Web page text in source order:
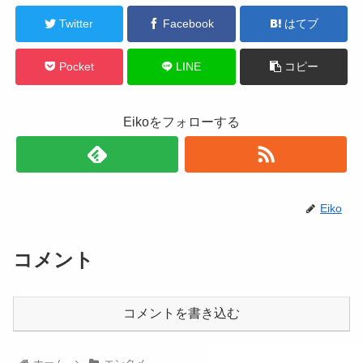
Twitter Facebook はてブ
Pocket LINE コピー
Eikoをフォローする
Eiko
コメント
コメントを書き込む